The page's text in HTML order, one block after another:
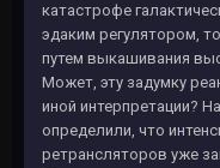
катастрофе
эдаким регулятором,
путем выкашивания
Может, эту задумку
иной интерпретации?
определили, что
ретрансляторов уже